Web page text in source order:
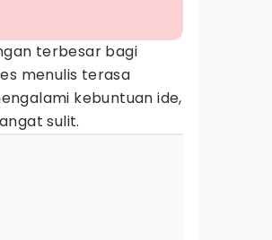
terbesar bagi
menulis terasa
kebuntuan ide,
sulit.